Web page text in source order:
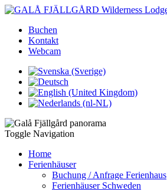
Buchen
Kontakt
Webcam
Toggle Navigation
Home
Ferienhäuser
Buchung / Anfrage Ferienhaus
Ferienhäuser Schweden